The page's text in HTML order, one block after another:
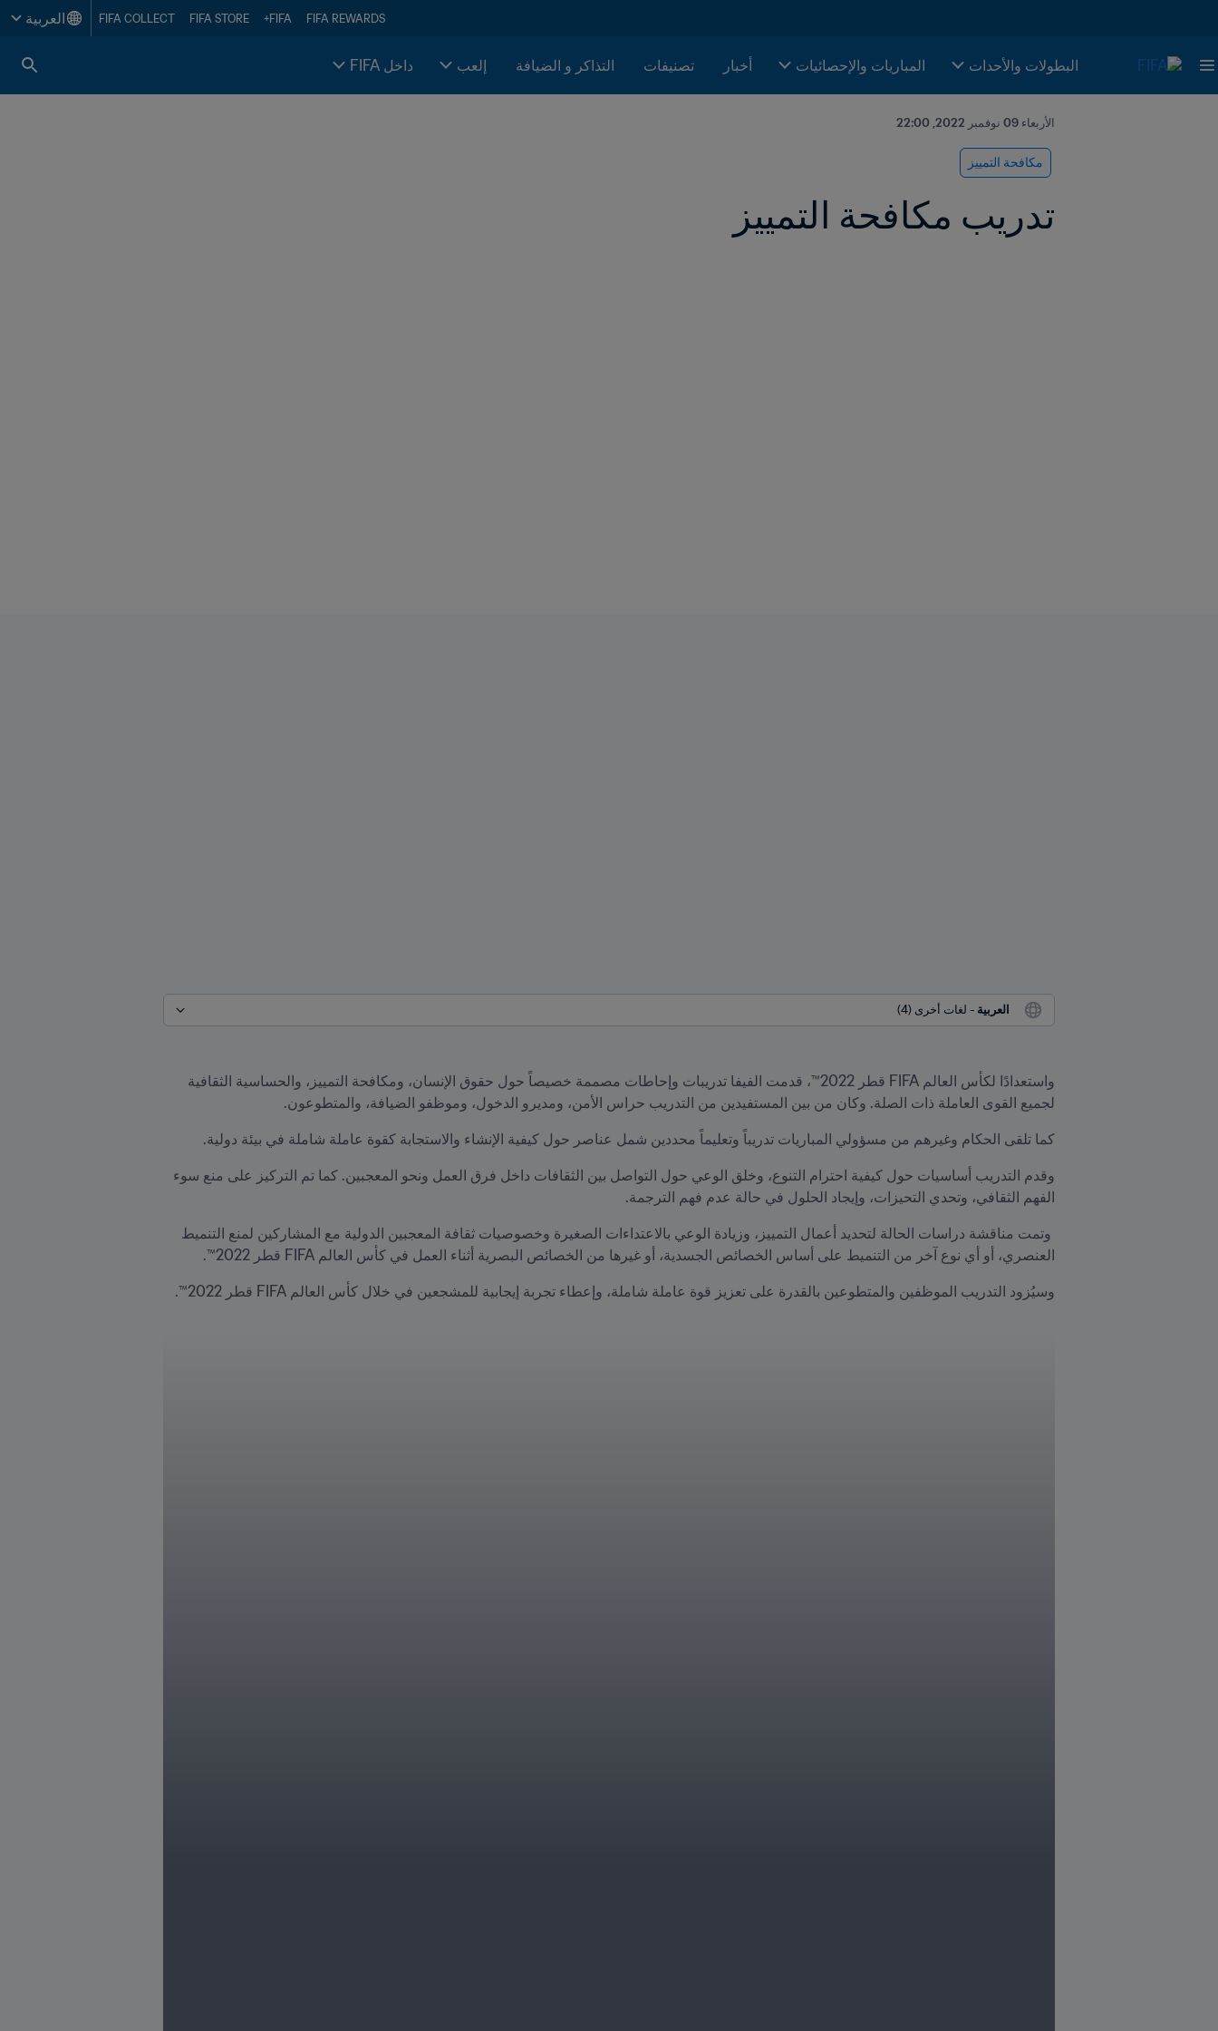
FIFA REWARDS
FIFA+
FIFA STORE
FIFA COLLECT العربية
البطولات والأحدات المباريات والإحصائيات أخبار تصنيفات التذاكر و الضيافة إلعب داخل FIFA
الأربعاء 09 نوفمبر 2022, 22:00
مكافحة التمييز
تدريب مكافحة التمييز
العربية
لجميع القوى العاملة ذات الصلة. وكان من بين المستفيدين من التدريب حراس الأمن، ومديرو الدخول، وموظفو الضيافة، والمتطوعون.
كما تلقى الحكام وغيرهم من مسؤولي المباريات تدريباً وتعليماً محددين شمل عناصر حول كيفية الإنشاء والاستجابة كقوة عاملة شاملة في بيئة دولية.
الفهم الثقافي، وتحدي التحيزات، وإيجاد الحلول في حالة عدم فهم الترجمة.
العنصري، أو أي نوع آخر من التنميط على أساس الخصائص الجسدية، أو غيرها من الخصائص البصرية أثناء العمل في كأس العالم FIFA قطر 2022™.
وسيُزود التدريب الموظفين والمتطوعين بالقدرة على تعزيز قوة عاملة شاملة، وإعطاء تجربة إيجابية للمشجعين في خلال كأس العالم FIFA قطر 2022™.